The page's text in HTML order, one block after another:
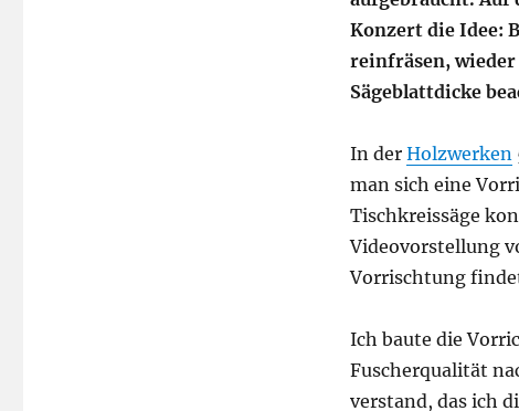
Konzert die Idee:
reinfräsen,
Sägeblattdicke
In der Holzwerken
man sich eine
Tischkreissäge
Videovorstellung
Vorrischtung
Ich baute die
Fuscherqualität
verstand, das ich